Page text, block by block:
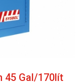
45 Gal/170lít